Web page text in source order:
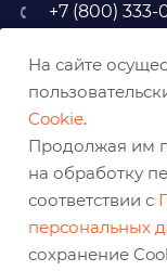
+7 (800) 333-
308009,
На сайте
Cookie.
Продолжая им
на обработку
соответствии с
персональных
сохранение